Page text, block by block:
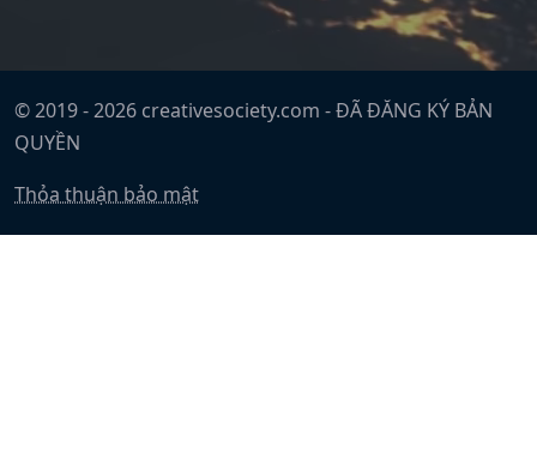
© 2019 -2026 creativesociety.com -ĐÃ ĐĂNG KÝ BẢN
QUYỀN
Thỏa thuận bảo mật